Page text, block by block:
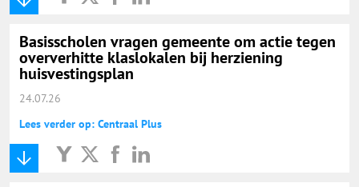
Basisscholen vragen gemeente om actie tegen
oververhitte klaslokalen bij herziening
huisvestingsplan
24.07.26
Lees verder op: Centraal Plus